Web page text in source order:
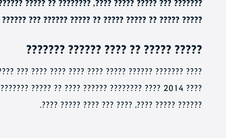
????? ?????? ????? ??? ???? ???? ??? ???????. ????
?????? ??? ?????? ????? ?? ?????? ????? ?????????.
????? ????? ?? ???? ?????? ???????
??????? ?????? ????? ???? ???? ???? ???? ??? ????
????? ????? ????? ???????, ?????? ????
?????? ????? ????, ???? ??? ???? ????? ????.